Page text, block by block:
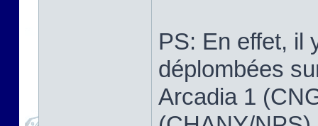
PS: En effet, il
déplombées
Arcadia 1